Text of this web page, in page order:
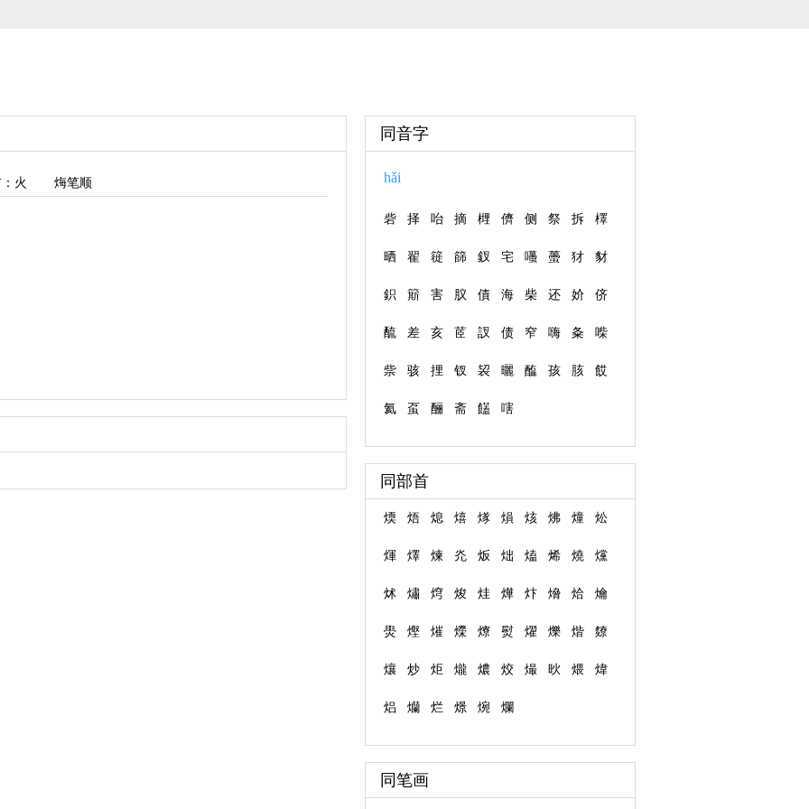
：火 烸笔顺
同音字
hǎi
砦 择 咍 摘 榸 儕 侧 祭 拆 檡
晒 翟 簁 篩 釵 宅 囆 蠆 犲 豺
鉙 簛 害 肞 債 海 柴 还 妎 侪
酼 差 亥 茝 訍 债 窄 嗨 夈 喍
祡 骇 捚 钗 袃 曬 醢 孩 胲 餀
氦 虿 酾 斋 饚 嗐
同部首
煗 焐 熄 熺 煫 熉 烗 炥 燑 炂
煇 燡 煉 灮 炍 炪 熆 烯 燒 爣
炢 熽 焪 焌 烓 燁 炞 熁 烚 爚
燢 熞 熣 爃 爎 熨 燿 爍 煯 爒
爙 炒 炬 爖 燶 烄 熶 炚 煨 煒
焒 爤 烂 燝 焥 爛
同笔画